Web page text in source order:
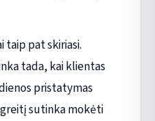
taip pat skiriasi.
tada, kai klientas
pristatymas
sutinka mokėti